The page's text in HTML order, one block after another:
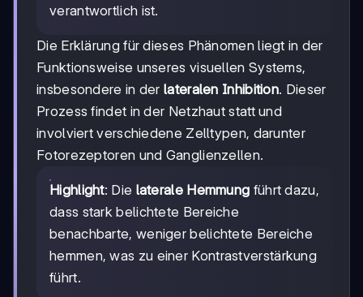
verantwortlich ist.
Die Erklärung für dieses Phänomen liegt in der
Funktionsweise unseres visuellen Systems,
insbesondere in derlateralen Inhibition. Dieser
Prozess findet in der Netzhaut statt und
involviert verschiedene Zelltypen, darunter
Fotorezeptoren und Ganglienzellen.
Highlight: Die laterale Hemmung führt dazu,
dass stark belichtete Bereiche
benachbarte, weniger belichtete Bereiche
hemmen, was zu einer Kontrastverstärkung
führt.